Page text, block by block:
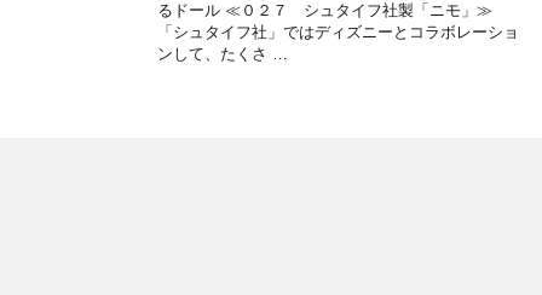
るドール ≪０２７ シュタイフ社製「ニモ」≫
「シュタイフ社」ではディズニーとコラボレーショ
ンして、たくさ …